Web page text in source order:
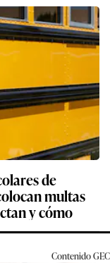
de
multas
y cómo
ContenidoGEC